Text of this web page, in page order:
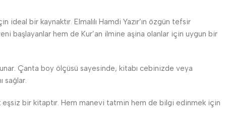
ideal bir kaynaktır. Elmalılı Hamdi Yazır’ın özgün tefsir
başlayanlar hem de Kur’an ilmine aşina olanlar için uygun bir
Çanta boy ölçüsü sayesinde, kitabı cebinizde veya
sağlar.
eşsiz bir kitaptır. Hem manevi tatmin hem de bilgi edinmek için